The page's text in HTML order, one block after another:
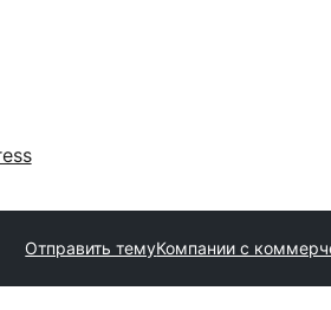
Отправить темуКомпании с